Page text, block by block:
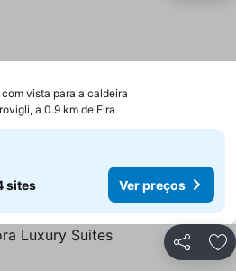
vista para a caldeira
a 0.9 km de Fira
sites Ver preços
Partilhar